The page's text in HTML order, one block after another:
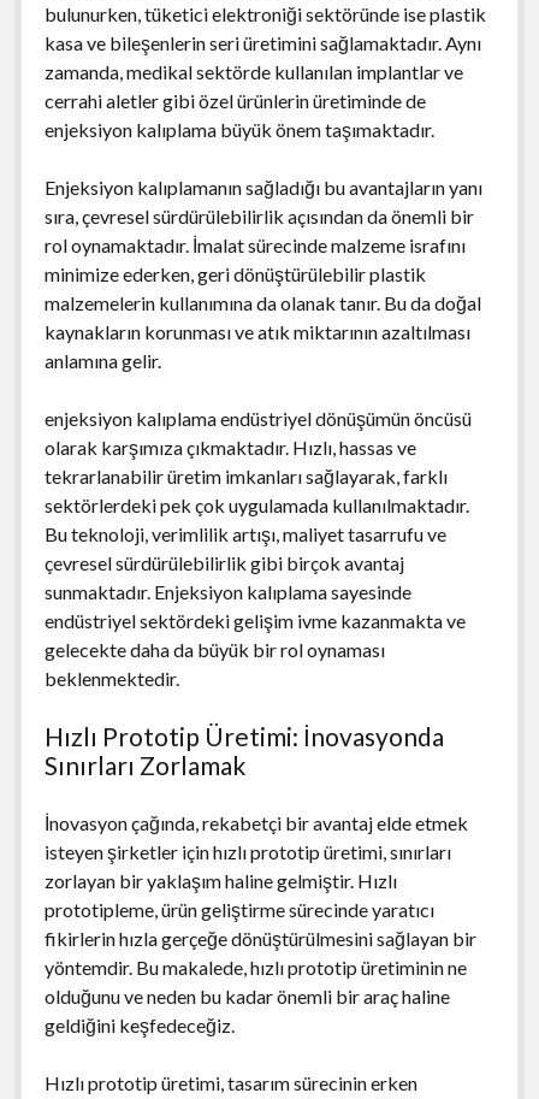
bulunurken, tüketici elektroniği sektöründe ise plastik
kasa ve bileşenlerin seri üretimini sağlamaktadır. Aynı
zamanda, medikal sektörde kullanılan implantlar ve
cerrahi aletler gibi özel ürünlerin üretiminde de
enjeksiyon kalıplama büyük önem taşımaktadır.
Enjeksiyon kalıplamanın sağladığı bu avantajların yanı
sıra, çevresel sürdürülebilirlik açısından da önemli bir
rol oynamaktadır. İmalat sürecinde malzeme israfını
minimize ederken, geri dönüştürülebilir plastik
malzemelerin kullanımına da olanak tanır. Bu da doğal
kaynakların korunması ve atık miktarının azaltılması
anlamına gelir.
enjeksiyon kalıplama endüstriyel dönüşümün öncüsü
olarak karşımıza çıkmaktadır. Hızlı, hassas ve
tekrarlanabilir üretim imkanları sağlayarak, farklı
sektörlerdeki pek çok uygulamada kullanılmaktadır.
Bu teknoloji, verimlilik artışı, maliyet tasarrufu ve
çevresel sürdürülebilirlik gibi birçok avantaj
sunmaktadır. Enjeksiyon kalıplama sayesinde
endüstriyel sektördeki gelişim ivme kazanmakta ve
gelecekte daha da büyük bir rol oynaması
beklenmektedir.
Hızlı Prototip Üretimi: İnovasyonda
Sınırları Zorlamak
İnovasyon çağında, rekabetçi bir avantaj elde etmek
isteyen şirketler için hızlı prototip üretimi, sınırları
zorlayan bir yaklaşım haline gelmiştir. Hızlı
prototipleme, ürün geliştirme sürecinde yaratıcı
fikirlerin hızla gerçeğe dönüştürülmesini sağlayan bir
yöntemdir. Bu makalede, hızlı prototip üretiminin ne
olduğunu ve neden bu kadar önemli bir araç haline
geldiğini keşfedeceğiz.
Hızlı prototip üretimi, tasarım sürecinin erken